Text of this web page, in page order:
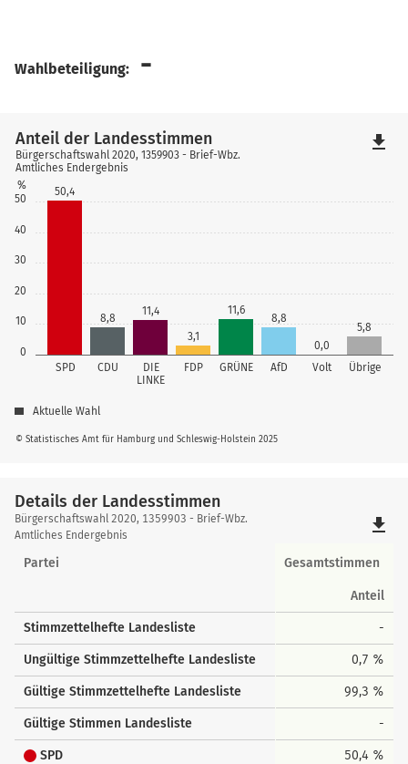
Wahlbeteiligung: -
0
10
20
30
40
50
%
SPD CDU
DIE
LINKE
FDP GRÜNE AfD Volt Übrige
50,4
8,8
11,4
3,1
11,6
8,8
0,0
5,8
© Statistisches Amt für Hamburg und Schleswig-Holstein 2025
Anteil der Landesstimmen
Bürgerschaftswahl 2020, 1359903 - Brief-Wbz.
Amtliches Endergebnis
Aktuelle Wahl
file_download
Details der Landesstimmen
Details
der
Landesstimmen
Bürgerschaftswahl 2020, 1359903 - Brief-Wbz.
Amtliches Endergebnis
file_download
Partei Gesamtstimmen
Anteil
Stimmzettelhefte Landesliste -
Ungültige Stimmzettelhefte Landesliste 0,7 %
Gültige Stimmzettelhefte Landesliste 99,3 %
Gültige Stimmen Landesliste -
SPD 50,4 %